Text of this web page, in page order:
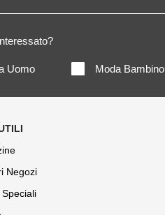
Uomo Moda Bambino
Negozi
Speciali